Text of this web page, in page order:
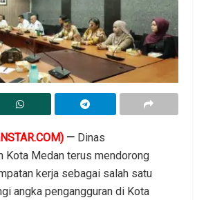
— Dinas
Kota Medan terus mendorong
kerja sebagai salah satu
angka pengangguran di Kota